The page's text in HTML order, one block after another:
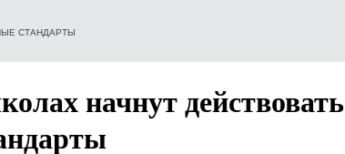
СТАНДАРТЫ
начнут действовать